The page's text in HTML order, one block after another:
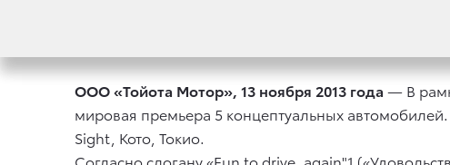
ООО «Тойота Мотор», 13 ноября 2013 года — В
мировая премьера 5 концептуальных
Sight, Кото, Токио.
Согласно слогану «Fun to drive, again"1